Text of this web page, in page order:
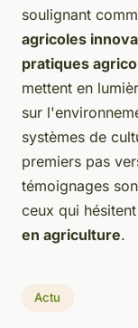
soulignant
agricoles
pratiques
mettent en
sur
systèmes de
premiers pas
témoignages
ceux qui
en agriculture.
Actu